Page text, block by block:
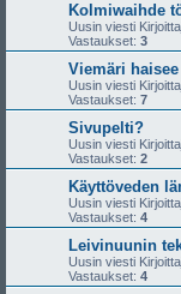
Kolmiwaihde
Uusin viesti
Vastaukset: 3
Viemäri
Uusin viesti
Vastaukset: 7
Sivupelti?
Uusin viesti
Vastaukset: 2
Käyttöveden
Uusin viesti
Vastaukset: 4
Leivinuunin
Uusin viesti
Vastaukset: 4